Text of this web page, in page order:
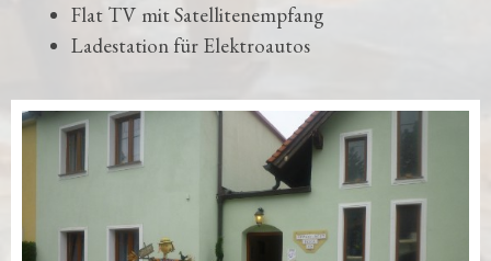
Flat TV mit Satellitenempfang
Ladestation für Elektroautos